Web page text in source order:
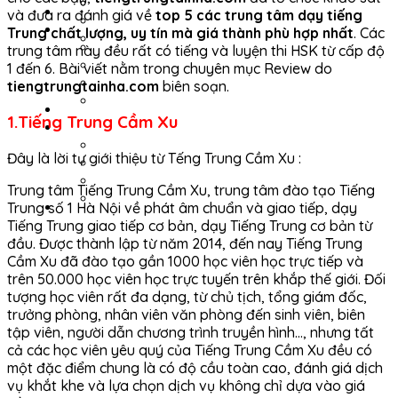
Lượng từ
Luyện tình huống
Sơ đồ tư duy
Luyện đọc HSK 4
LUYỆN NGHE
LUYỆN DỊCH
Luyện dịch HSK 1
Luyện dịch HSK 2
Luyện dịch HSK 3
FLASHCARD
Flashcard HSK 2
Flashcard HSK 3
Flashcard HSK 4
TẢI TÀI LIỆU
và đưa ra đánh giá về top 5 các trung tâm dạy tiếng
Trung chất lượng, uy tín mà giá thành phù hợp nhất. Các
trung tâm này đều rất có tiếng và luyện thi HSK từ cấp độ
1 đến 6. Bài viết nằm trong chuyên mục Review do
tiengtrungtainha.com biên soạn.
1.Tiếng Trung Cầm Xu
Đây là lời tự giới thiệu từ Tếng Trung Cầm Xu :
Trung tâm Tiếng Trung Cầm Xu, trung tâm đào tạo Tiếng
Trung số 1 Hà Nội về phát âm chuẩn và giao tiếp, dạy
Tiếng Trung giao tiếp cơ bản, dạy Tiếng Trung cơ bản từ
đầu. Được thành lập từ năm 2014, đến nay Tiếng Trung
Cầm Xu đã đào tạo gần 1000 học viên học trực tiếp và
trên 50.000 học viên học trực tuyến trên khắp thế giới. Đối
tượng học viên rất đa dạng, từ chủ tịch, tổng giám đốc,
trưởng phòng, nhân viên văn phòng đến sinh viên, biên
tập viên, người dẫn chương trình truyền hình…, nhưng tất
cả các học viên yêu quý của Tiếng Trung Cầm Xu đều có
một đặc điểm chung là có độ cầu toàn cao, đánh giá dịch
vụ khắt khe và lựa chọn dịch vụ không chỉ dựa vào giá